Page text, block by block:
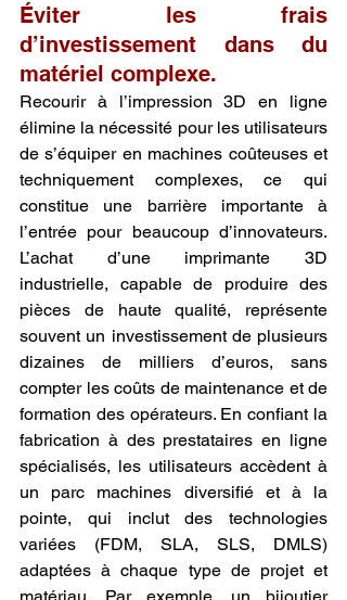
Éviter les frais
d’investissement dans du
matériel complexe.
Recourir à l’impression 3D en ligne
élimine la nécessité pour les utilisateurs
de s’équiper en machines coûteuses et
techniquement complexes, ce qui
constitue une barrière importante à
l’entrée pour beaucoup d’innovateurs.
L’achat d’une imprimante 3D
industrielle, capable de produire des
pièces de haute qualité, représente
souvent un investissement de plusieurs
dizaines de milliers d’euros, sans
compter les coûts de maintenance et de
formation des opérateurs. En confiant la
fabrication à des prestataires en ligne
spécialisés, les utilisateurs accèdent à
un parc machines diversifié et à la
pointe, qui inclut des technologies
variées (FDM, SLA, SLS, DMLS)
adaptées à chaque type de projet et